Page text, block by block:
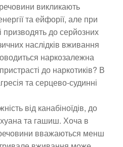
викликають
та ейфорії, але при
до серйозних
наслідків вживання
наркозалежна
до наркотиків? В
та серцево-судинні
від канабіноїдів, до
та гашиш. Хоча в
речовини вважаються менш